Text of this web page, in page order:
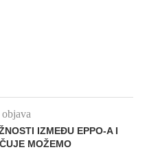
IZMEĐU EPPO-A I
MOŽEMO